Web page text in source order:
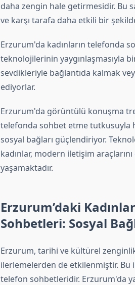
daha zengin hale getirmesidir. Bu
ve karşı tarafa daha etkili bir
Erzurum'da kadınların telefonda
teknolojilerinin yaygınlaşmasıyla
sevdikleriyle bağlantıda kalmak
ediyorlar.
Erzurum'da görüntülü konuşma
telefonda sohbet etme tutkusuyla
sosyal bağları güçlendiriyor.
kadınlar, modern iletişim
yaşamaktadır.
Erzurum’daki
Sohbetleri: Sosyal
Erzurum, tarihi ve kültürel
ilerlemelerden de etkilenmiştir. Bu
telefon sohbetleridir. Erzurum'da